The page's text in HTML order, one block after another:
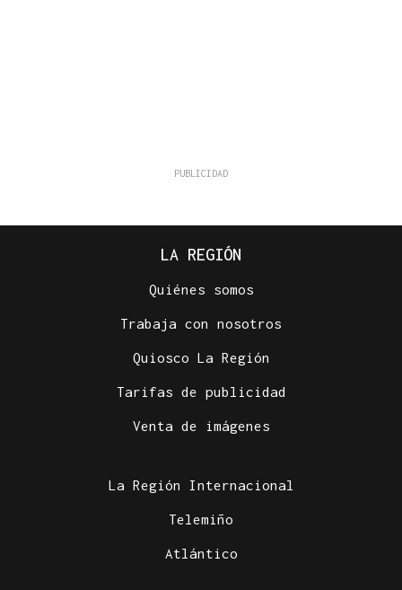
LA REGIÓN
Quiénes somos
Trabaja con nosotros
Quiosco La Región
Tarifas de publicidad
Venta de imágenes
La Región Internacional
Telemiño
Atlántico